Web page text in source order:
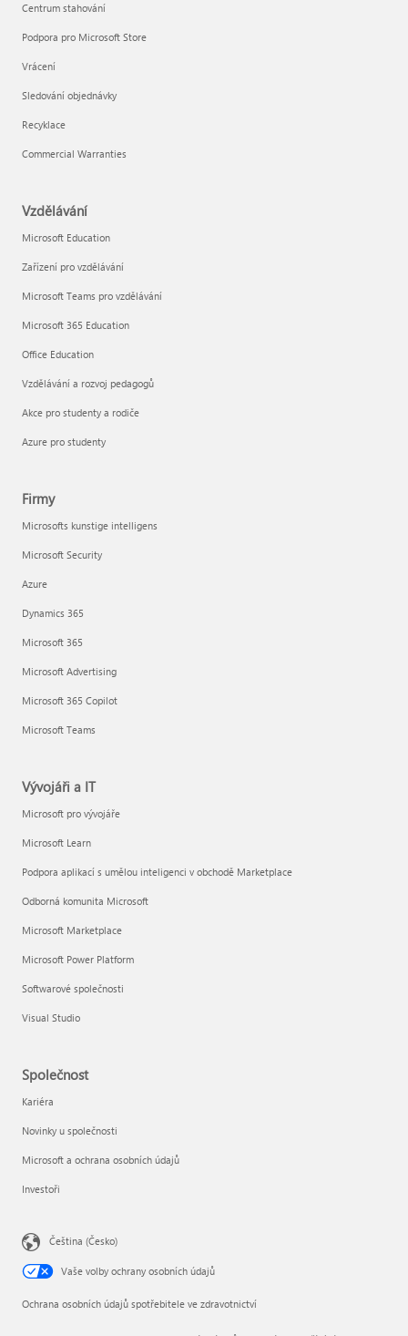
Centrum stahování
Podpora pro Microsoft Store
Vrácení
Sledování objednávky
Recyklace
Commercial Warranties
Vzdělávání
Microsoft Education
Zařízení pro vzdělávání
Microsoft Teams pro vzdělávání
Microsoft 365 Education
Office Education
Vzdělávání a rozvoj pedagogů
Akce pro studenty a rodiče
Azure pro studenty
Firmy
Microsofts kunstige intelligens
Microsoft Security
Azure
Dynamics 365
Microsoft 365
Microsoft Advertising
Microsoft 365 Copilot
Microsoft Teams
Vývojáři a IT
Microsoft pro vývojáře
Microsoft Learn
Podpora aplikací s umělou inteligenci v obchodě Marketplace
Odborná komunita Microsoft
Microsoft Marketplace
Microsoft Power Platform
Softwarové společnosti
Visual Studio
Společnost
Kariéra
Novinky u společnosti
Microsoft a ochrana osobních údajů
Investoři
Čeština (Česko)
Vaše volby ochrany osobních údajů
Ochrana osobních údajů spotřebitele ve zdravotnictví